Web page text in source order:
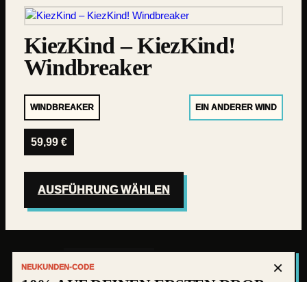
KiezKind – KiezKind!
Windbreaker
WINDBREAKER EIN ANDERER WIND
59,99 €
AUSFÜHRUNG WÄHLEN
IMPRESSUM ×
NEUKUNDEN-CODE